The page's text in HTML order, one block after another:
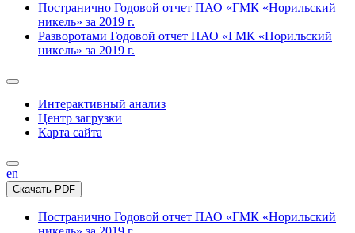
Постранично Годовой отчет ПАО «ГМК «Норильский
никель» за 2019 г.
Разворотами Годовой отчет ПАО «ГМК «Норильский
никель» за 2019 г.
Интерактивный анализ
Центр загрузки
Карта сайта
en
Скачать PDF
Постранично Годовой отчет ПАО «ГМК «Норильский